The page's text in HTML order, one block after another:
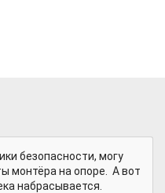
безопасности, могу
монтёра на опоре. А вот
набрасывается.